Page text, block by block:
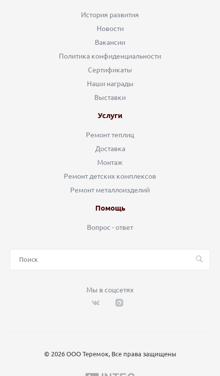
История развития
Новости
Вакансии
Политика конфиденциальности
Сертификаты
Наши награды
Выставки
Услуги
Ремонт теплиц
Доставка
Монтаж
Ремонт детских комплексов
Ремонт металлоизделий
Помощь
Вопрос - ответ
Мы в соцсетях
© 2026 ООО Теремок, Все права защищены